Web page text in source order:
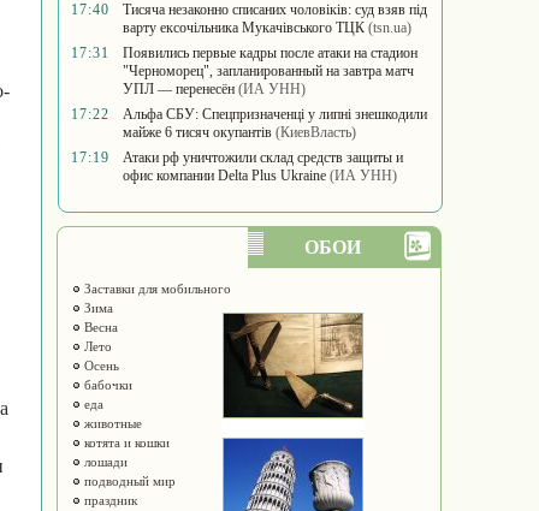
17:40
Тисяча незаконно списаних чоловіків: суд взяв під
варту ексочільника Мукачівського ТЦК (tsn.ua)
17:31
Появились первые кадры после атаки на стадион
"Черноморец", запланированный на завтра матч
УПЛ — перенесён (ИА УНН)
17:22
Альфа СБУ: Спецпризначенці у липні знешкодили
майже 6 тисяч окупантів (КиевВласть)
17:19
Атаки рф уничтожили склад средств защиты и
офис компании Delta Plus Ukraine (ИА УНН)
ОБОИ
Заставки для мобильного
Зима
Весна
Лето
Осень
бабочки
еда
животные
котята и кошки
лошади
подводный мир
праздник